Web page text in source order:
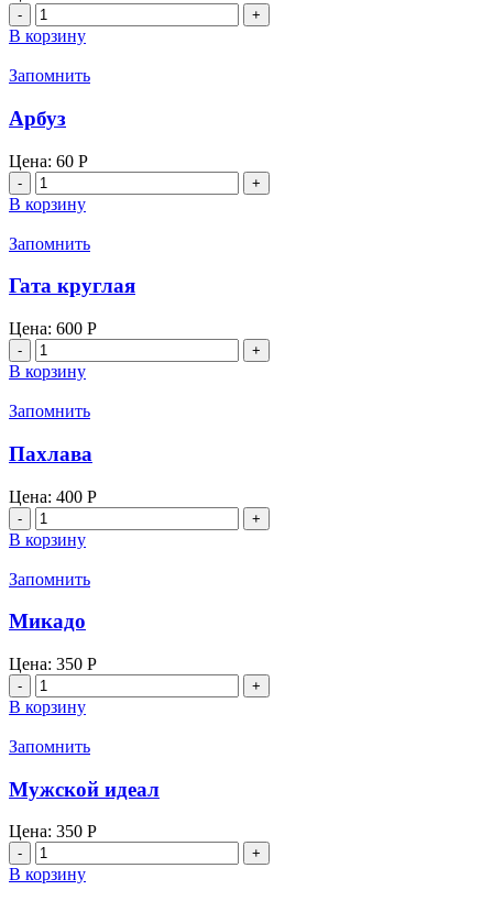
Количество
товара
Медовик
классический
В корзину
Запомнить
Арбуз
Цена: 60 Р
Количество
товара
Арбуз
В корзину
Запомнить
Гата круглая
Цена: 600 Р
Количество
товара
Гата
круглая
В корзину
Запомнить
Пахлава
Цена: 400 Р
Количество
товара
Пахлава
В корзину
Запомнить
Микадо
Цена: 350 Р
Количество
товара
Микадо
В корзину
Запомнить
Мужской идеал
Цена: 350 Р
Количество
товара
Мужской
В корзину